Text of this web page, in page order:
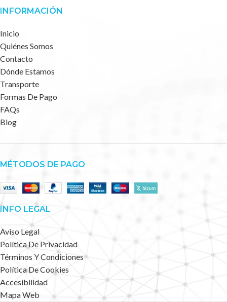
INFORMACIÓN
Inicio
Quiénes Somos
Contacto
Dónde Estamos
Transporte
Formas De Pago
FAQs
Blog
MÉTODOS DE PAGO
INFO LEGAL
Aviso Legal
Política De Privacidad
Términos Y Condiciones
Política De Cookies
Accesibilidad
Mapa Web